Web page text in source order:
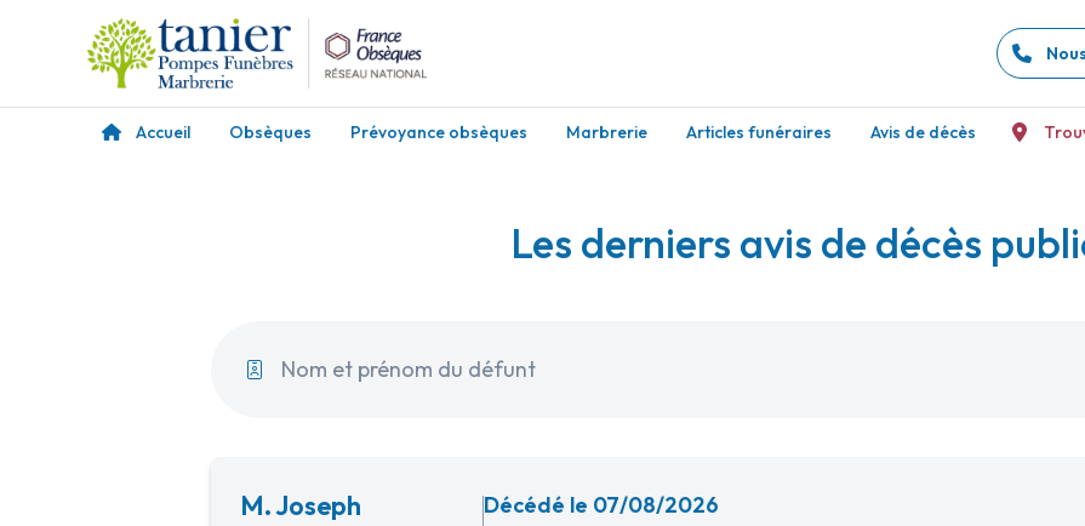
Accueil Obsèques Prévoyance obsèques Marbrerie Articles funéraires Avis de décès
Les derniers avis de décès
M. Joseph
Décédé le 07/08/2026